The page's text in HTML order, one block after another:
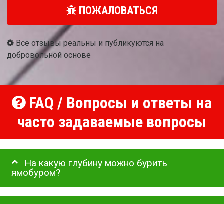
ПОЖАЛОВАТЬСЯ
Все отзывы реальны и публикуются на
добровольной основе
FAQ / Вопросы и ответы на
часто задаваемые вопросы
На какую глубину можно бурить
ямобуром?